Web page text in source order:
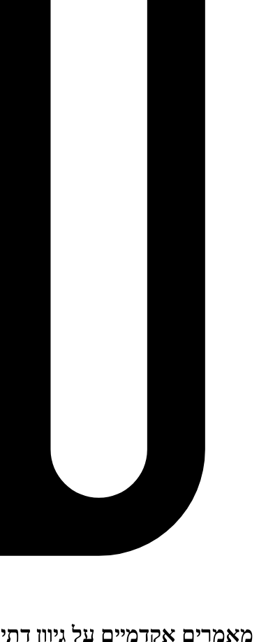
מאמרים אקדמיים על גיוון דתי